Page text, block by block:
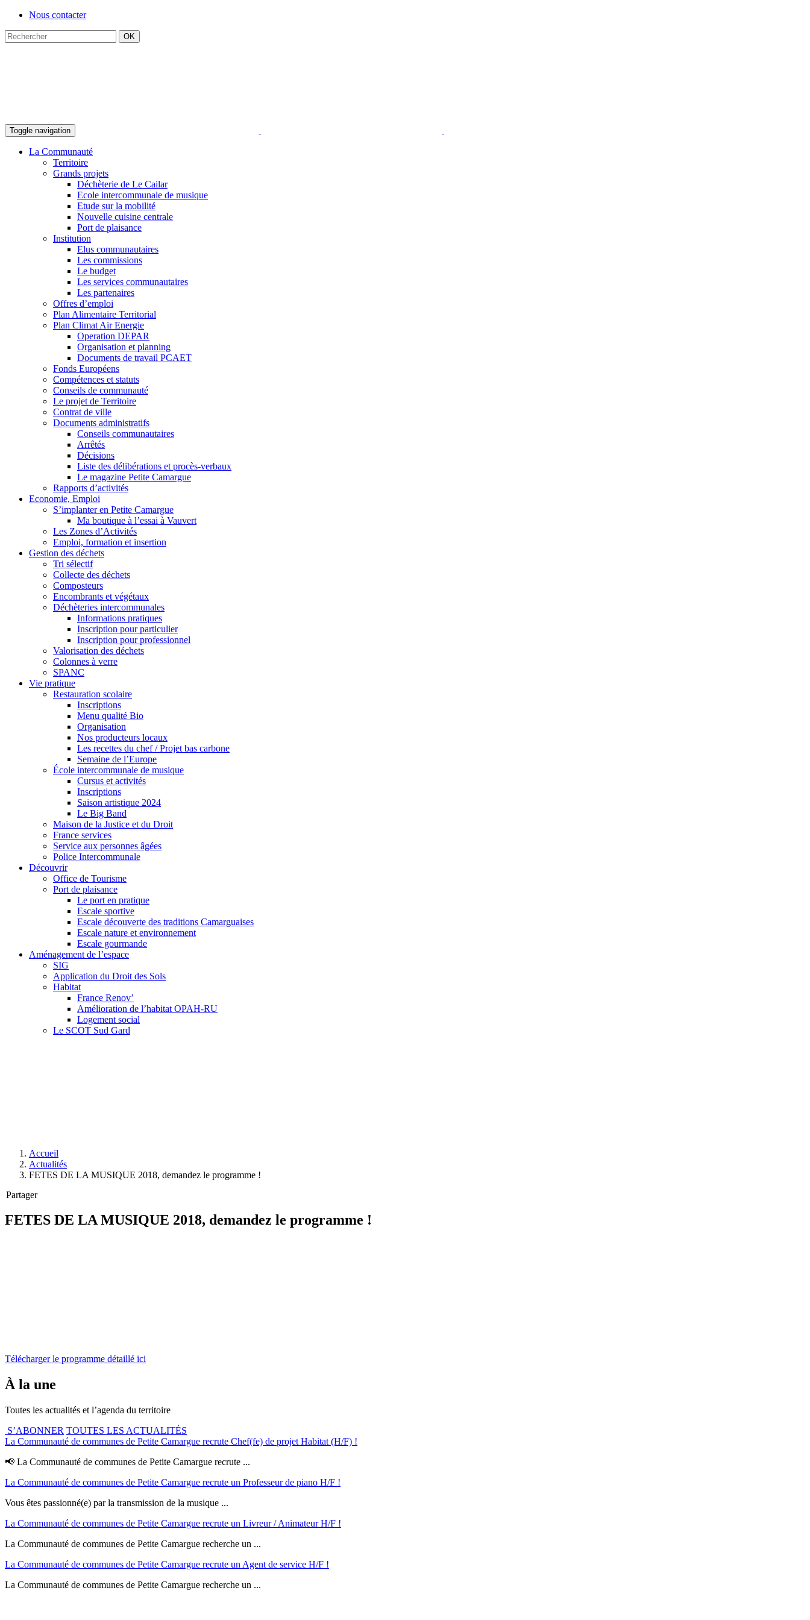
Nous contacter
Toggle navigation
La Communauté
Territoire
Grands projets
Déchèterie de Le Cailar
Ecole intercommunale de musique
Etude sur la mobilité
Nouvelle cuisine centrale
Port de plaisance
Institution
Elus communautaires
Les commissions
Le budget
Les services communautaires
Les partenaires
Offres d’emploi
Plan Alimentaire Territorial
Plan Climat Air Energie
Operation DEPAR
Organisation et planning
Documents de travail PCAET
Fonds Européens
Compétences et statuts
Conseils de communauté
Le projet de Territoire
Contrat de ville
Documents administratifs
Conseils communautaires
Arrêtés
Décisions
Liste des délibérations et procès-verbaux
Le magazine Petite Camargue
Rapports d’activités
Economie, Emploi
S’implanter en Petite Camargue
Ma boutique à l’essai à Vauvert
Les Zones d’Activités
Emploi, formation et insertion
Gestion des déchets
Tri sélectif
Collecte des déchets
Composteurs
Encombrants et végétaux
Déchèteries intercommunales
Informations pratiques
Inscription pour particulier
Inscription pour professionnel
Valorisation des déchets
Colonnes à verre
SPANC
Vie pratique
Restauration scolaire
Inscriptions
Menu qualité Bio
Organisation
Nos producteurs locaux
Les recettes du chef / Projet bas carbone
Semaine de l’Europe
École intercommunale de musique
Cursus et activités
Inscriptions
Saison artistique 2024
Le Big Band
Maison de la Justice et du Droit
France services
Service aux personnes âgées
Police Intercommunale
Découvrir
Office de Tourisme
Port de plaisance
Le port en pratique
Escale sportive
Escale découverte des traditions Camarguaises
Escale nature et environnement
Escale gourmande
Aménagement de l’espace
SIG
Application du Droit des Sols
Habitat
France Renov’
Amélioration de l’habitat OPAH-RU
Logement social
Le SCOT Sud Gard
Accueil
Actualités
FETES DE LA MUSIQUE 2018, demandez le programme !
Partager
FETES DE LA MUSIQUE 2018, demandez le programme !
Télécharger le programme détaillé ici
À la une
Toutes les actualités et l’agenda du territoire
S’ABONNER TOUTES LES ACTUALITÉS
La Communauté de communes de Petite Camargue recrute Chef(fe) de projet Habitat (H/F) !
📢 La Communauté de communes de Petite Camargue recrute ...
La Communauté de communes de Petite Camargue recrute un Professeur de piano H/F !
Vous êtes passionné(e) par la transmission de la musique ...
La Communauté de communes de Petite Camargue recrute un Livreur / Animateur H/F !
La Communauté de communes de Petite Camargue recherche un ...
La Communauté de communes de Petite Camargue recrute un Agent de service H/F !
La Communauté de communes de Petite Camargue recherche un ...